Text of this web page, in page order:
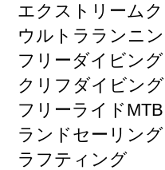
エクストリーム
ウルトラランニ
フリーダイビング
クリフダイビング
フリーライドMTB
ランドセーリング
ラフティング